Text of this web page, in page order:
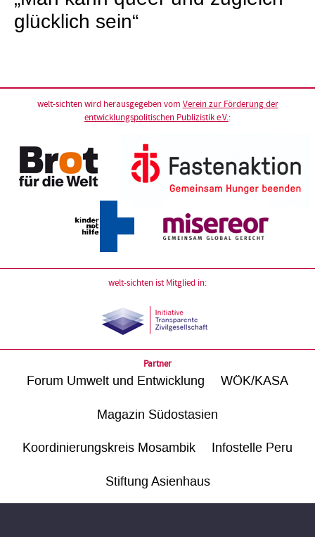
glücklich sein“
welt-sichten wird herausgegeben vom Verein zur Förderung der
entwicklungspolitischen Publizistik e.V.:
welt-sichten ist Mitglied in:
Partner
Forum Umwelt und Entwicklung WÖK/KASA
Magazin Südostasien
Koordinierungskreis Mosambik Infostelle Peru
Stiftung Asienhaus